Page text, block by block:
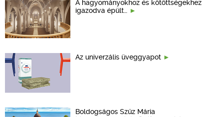
A hagyományokhoz és kötöttségekhez
igazodva épült…
Az univerzális üveggyapot
Boldogságos Szűz Mária